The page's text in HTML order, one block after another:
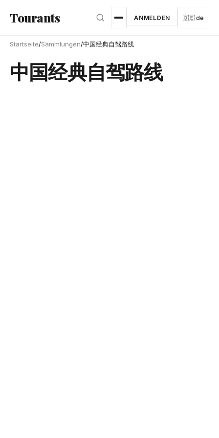
Tourants ANMELDEN 🇩🇪 de
Startseite/Sammlungen/中国经典自驾路线
中国经典自驾路线